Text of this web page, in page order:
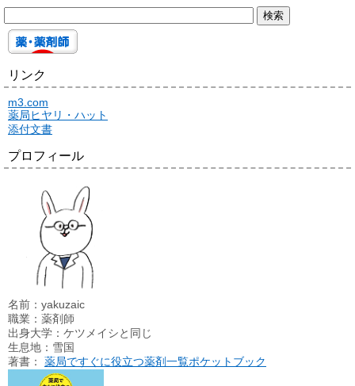
リンク
m3.com
薬局ヒヤリ・ハット
添付文書
プロフィール
名前：yakuzaic
職業：薬剤師
出身大学：ケツメイシと同じ
生息地：雪国
著書： 薬局ですぐに役立つ薬剤一覧ポケットブック